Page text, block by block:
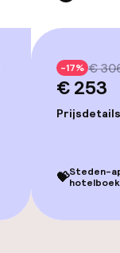
-17% €
€ 253
Prijsdetails
💝Steden-